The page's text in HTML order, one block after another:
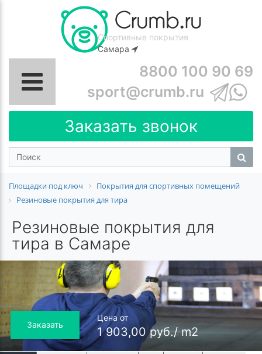
Спортивные покрытия
Самара
8800 100 90 69
sport@crumb.ru
Заказать звонок
Площадки под ключ
Покрытия для спортивных помещений
Резиновые покрытия для тира
Резиновые покрытия для
тира в Самаре
Заказать
Цена от
1 903,00 руб./ m2